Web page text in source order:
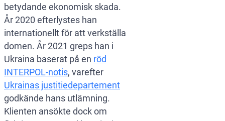
betydande ekonomisk skada.
År 2020 efterlystes han
internationellt för att verkställa
domen. År 2021 greps han i
Ukraina baserat på en röd
INTERPOL-notis, varefter
Ukrainas justitiedepartement
godkände hans utlämning.
Klienten ansökte dock om